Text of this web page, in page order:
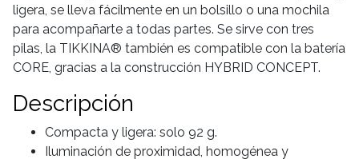
ligera, se lleva fácilmente en un bolsillo o una mochila
para acompañarte a todas partes. Se sirve con tres
pilas, la TIKKINA® también es compatible con la batería
CORE, gracias a la construcción HYBRID CONCEPT.
Descripción
Compacta y ligera: solo 92 g.
Iluminación de proximidad, homogénea y